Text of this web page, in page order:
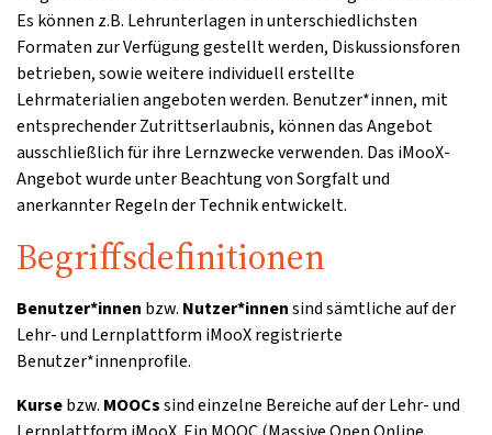
Es können z.B. Lehrunterlagen in unterschiedlichsten
Formaten zur Verfügung gestellt werden, Diskussionsforen
betrieben, sowie weitere individuell erstellte
Lehrmaterialien angeboten werden. Benutzer*innen, mit
entsprechender Zutrittserlaubnis, können das Angebot
ausschließlich für ihre Lernzwecke verwenden. Das iMooX-
Angebot wurde unter Beachtung von Sorgfalt und
anerkannter Regeln der Technik entwickelt.
Begriffsdefinitionen
Benutzer*innen bzw. Nutzer*innensind sämtliche auf der
Lehr- und Lernplattform iMooX registrierte
Benutzer*innenprofile.
Kursebzw. MOOCssind einzelne Bereiche auf der Lehr- und